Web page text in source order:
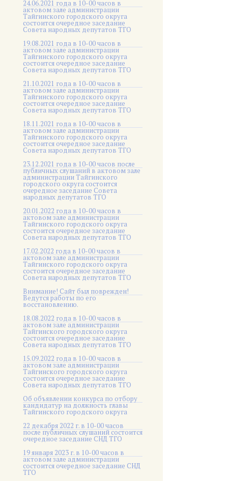
24.06.2021 года в 10-00 часов в
актовом зале администрации
Тайгинского городского округа
состоится очередное заседание
Совета народных депутатов ТГО
19.08.2021 года в 10-00 часов в
актовом зале администрации
Тайгинского городского округа
состоится очередное заседание
Совета народных депутатов ТГО
21.10.2021 года в 10-00 часов в
актовом зале администрации
Тайгинского городского округа
состоится очередное заседание
Совета народных депутатов ТГО
18.11.2021 года в 10-00 часов в
актовом зале администрации
Тайгинского городского округа
состоится очередное заседание
Совета народных депутатов ТГО
23.12.2021 года в 10-00 часов после
публичных слушаний в актовом зале
администрации Тайгинского
городского округа состоится
очередное заседание Совета
народных депутатов ТГО
20.01.2022 года в 10-00 часов в
актовом зале администрации
Тайгинского городского округа
состоится очередное заседание
Совета народных депутатов ТГО
17.02.2022 года в 10-00 часов в
актовом зале администрации
Тайгинского городского округа
состоится очередное заседание
Совета народных депутатов ТГО
Внимание! Сайт был поврежден!
Ведутся работы по его
восстановлению.
18.08.2022 года в 10-00 часов в
актовом зале администрации
Тайгинского городского округа
состоится очередное заседание
Совета народных депутатов ТГО
15.09.2022 года в 10-00 часов в
актовом зале администрации
Тайгинского городского округа
состоится очередное заседание
Совета народных депутатов ТГО
Об объявлении конкурса по отбору
кандидатур на должность главы
Тайгинского городского округа
22 декабря 2022 г. в 10-00 часов
после публичных слушаний состоится
очередное заседание СНД ТГО
19 января 2023 г. в 10-00 часов в
актовом зале администрации
состоится очередное заседание СНД
ТГО